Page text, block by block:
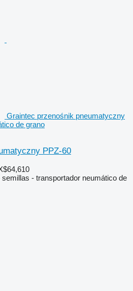
Graintec przenośnik pneumatyczny
de grano
PPZ-60
- transportador neumático de